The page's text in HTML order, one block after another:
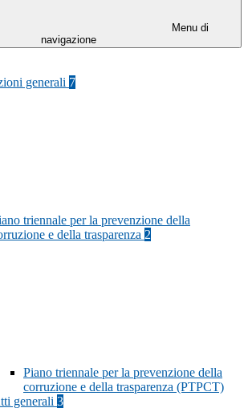
Menu di
navigazione
generali 7
triennale per la prevenzione della
e della trasparenza 2
Piano triennale per la prevenzione della
corruzione e della trasparenza (PTPCT)
generali 3